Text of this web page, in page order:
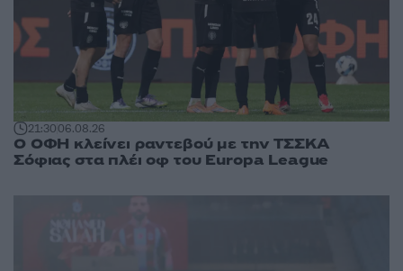
21:3006.08.26
Ο ΟΦΗ κλείνει ραντεβού με την ΤΣΣΚΑ
Σόφιας στα πλέι οφ του Europa League